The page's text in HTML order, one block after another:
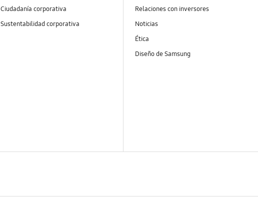
Ciudadanía corporativa
Sustentabilidad corporativa
Relaciones con inversores
Noticias
Ética
Diseño de Samsung